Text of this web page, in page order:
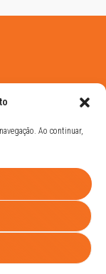
Ao continuar,